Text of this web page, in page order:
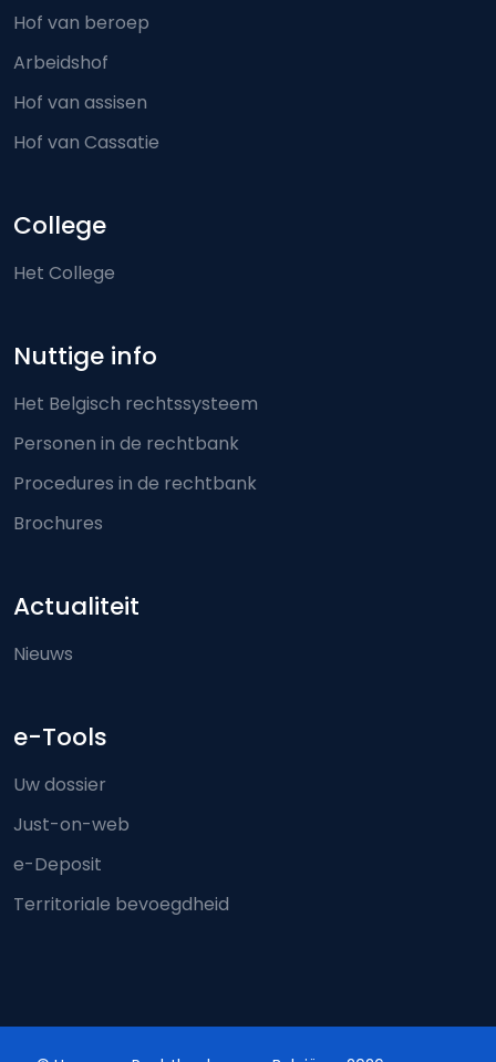
Hof van beroep
Arbeidshof
Hof van assisen
Hof van Cassatie
College
Het College
Nuttige info
Het Belgisch rechtssysteem
Personen in de rechtbank
Procedures in de rechtbank
Brochures
Actualiteit
Nieuws
e-Tools
Uw dossier
Just-on-web
e-Deposit
Territoriale bevoegdheid